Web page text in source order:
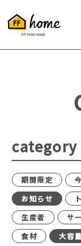
category
期間限定
お知らせ
生産者
サ
食材
大容